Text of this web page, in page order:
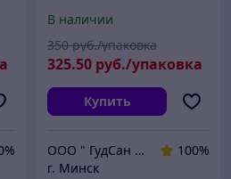
В наличии
325.50 руб./упаковка
350 руб./упаковка
Купить
ООО " ГудСан " сантехника, отопление
100%
г. Минск